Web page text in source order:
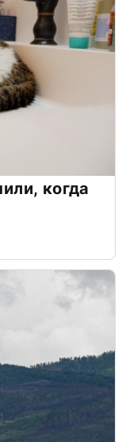
когда